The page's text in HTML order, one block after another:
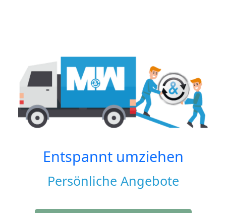
Entspannt umziehen
Persönliche Angebote